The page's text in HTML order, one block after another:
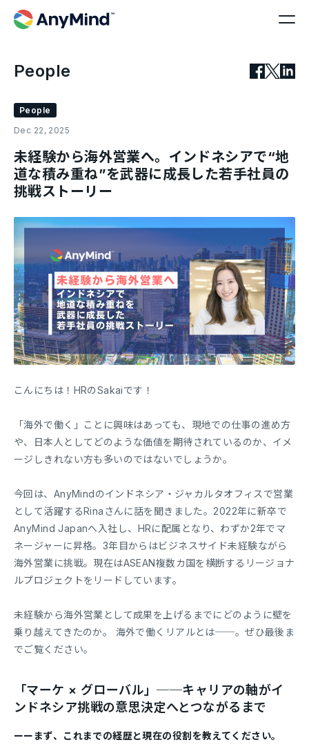
People
People
Dec 22, 2025
未経験から海外営業へ。インドネシアで“地
道な積み重ね”を武器に成長した若手社員の
挑戦ストーリー
こんにちは！HRのSakaiです！
「海外で働く」ことに興味はあっても、現地での仕事の進め方
や、日本人としてどのような価値を期待されているのか、イメ
ージしきれない方も多いのではないでしょうか。
今回は、AnyMindのインドネシア・ジャカルタオフィスで営業
として活躍するRinaさんに話を聞きました。2022年に新卒で
AnyMind Japanへ入社し、HRに配属となり、わずか2年でマ
ネージャーに昇格。3年目からはビジネスサイド未経験ながら
海外営業に挑戦。現在はASEAN複数カ国を横断するリージョナ
ルプロジェクトをリードしています。
未経験から海外営業として成果を上げるまでにどのように壁を
乗り越えてきたのか。 海外で働くリアルとは──。ぜひ最後ま
でご覧ください。
「マーケ × グローバル」──キャリアの軸がイ
ンドネシア挑戦の意思決定へとつながるまで
ーーまず、これまでの経歴と現在の役割を教えてください。